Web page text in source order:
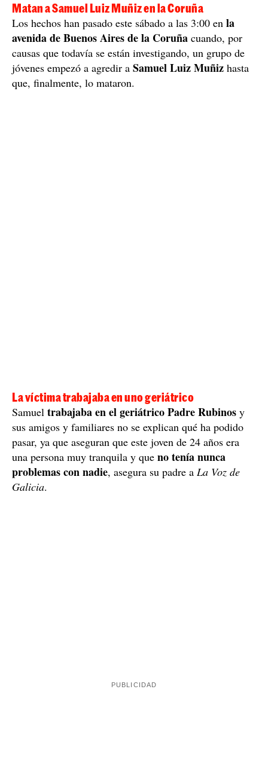
Matan a Samuel Luiz Muñiz en la Coruña
Los hechos han pasado este sábado a las 3:00 en la
avenida de Buenos Aires de la Coruña cuando, por
causas que todavía se están investigando, un grupo de
jóvenes empezó a agredir a Samuel Luiz Muñiz hasta
que, finalmente, lo mataron.
La víctima trabajaba en uno geriátrico
Samuel trabajaba en el geriátrico Padre Rubinos y
sus amigos y familiares no se explican qué ha podido
pasar, ya que aseguran que este joven de 24 años era
una persona muy tranquila y que no tenía nunca
problemas con nadie, asegura su padre a La Voz de
Galicia.